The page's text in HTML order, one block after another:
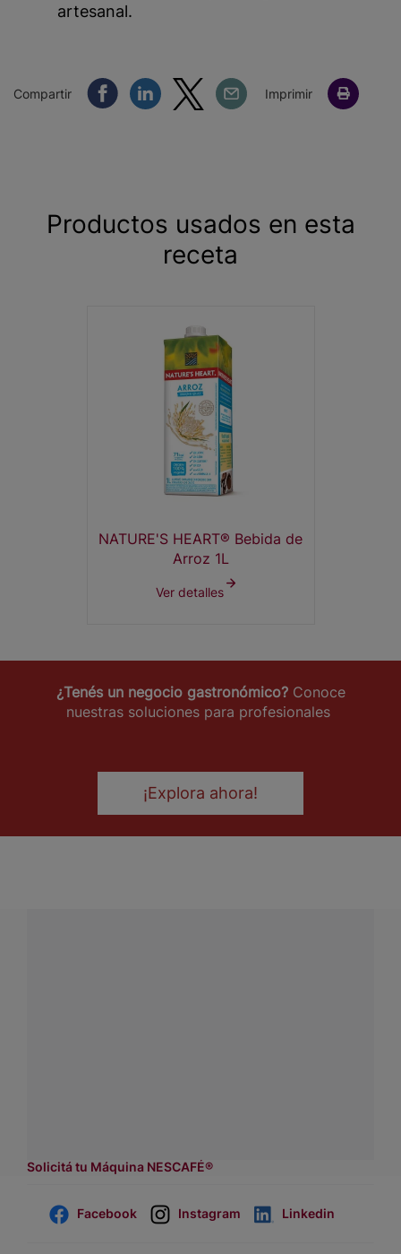
artesanal.
Compartir Compartir Facebook
Compartir Linkedin
Compartir Twitter
Compartir Email
Imprimir
Productos usados en esta
receta
NATURE'S HEART® Bebida de
Arroz 1L
Ver detalles
¿Tenés un negocio gastronómico?Conoce
nuestras soluciones para profesionales
¡Explora ahora!
Solicitá tu Máquina NESCAFÉ®
Facebook Instagram Linkedin